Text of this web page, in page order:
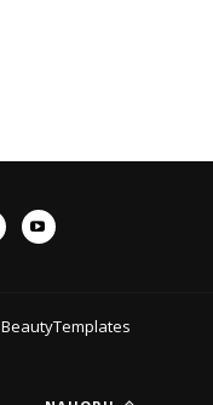
BeautyTemplates